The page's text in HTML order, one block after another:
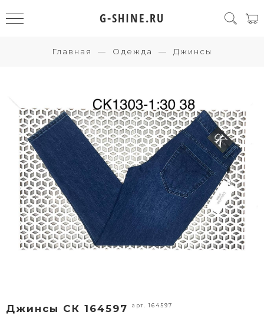
G-SHINE.RU
Главная Одежда Джинсы
Джинсы СК 164597 арт. 164597